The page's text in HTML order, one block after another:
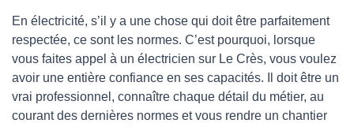
En électricité, s’il y a une chose qui doit être parfaitement
respectée, ce sont les normes. C’est pourquoi, lorsque
vous faites appel à un électricien sur Le Crès, vous voulez
avoir une entière confiance en ses capacités. Il doit être un
vrai professionnel, connaître chaque détail du métier, au
courant des dernières normes et vous rendre un chantier